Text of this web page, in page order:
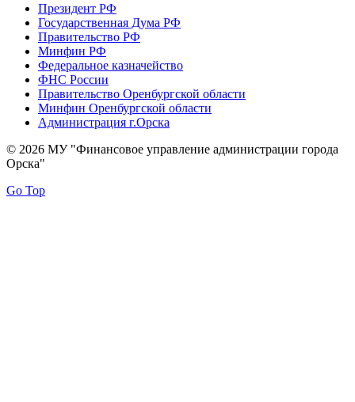
Президент РФ
Государственная Дума РФ
Правительство РФ
Минфин РФ
Федеральное казначейство
ФНС России
Правительство Оренбургской области
Минфин Оренбургской области
Администрация г.Орска
© 2026 МУ "Финансовое управление администрации города
Орска"
Go Top